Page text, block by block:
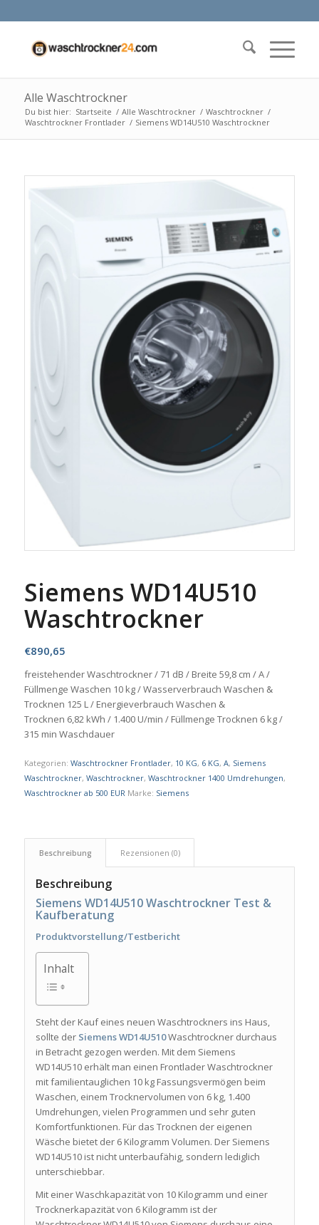
Alle Waschtrockner
Du bist hier: Startseite / Alle Waschtrockner / Waschtrockner /
Waschtrockner Frontlader / Siemens WD14U510 Waschtrockner
Siemens WD14U510
Waschtrockner
€890,65
freistehender Waschtrockner / 71 dB / Breite 59,8 cm / A /
Füllmenge Waschen 10 kg / Wasserverbrauch Waschen &
Trocknen 125 L / Energieverbrauch Waschen &
Trocknen 6,82 kWh / 1.400 U/min / Füllmenge Trocknen 6 kg /
315 min Waschdauer
Kategorien: Waschtrockner Frontlader, 10 KG, 6 KG, A, Siemens
Waschtrockner, Waschtrockner, Waschtrockner 1400 Umdrehungen,
Waschtrockner ab 500 EUR Marke: Siemens
Beschreibung Rezensionen (0)
Beschreibung
Siemens WD14U510 Waschtrockner Test &
Kaufberatung
Produktvorstellung/Testbericht
Inhalt
Steht der Kauf eines neuen Waschtrockners ins Haus,
sollte der Siemens WD14U510Waschtrockner durchaus
in Betracht gezogen werden. Mit dem Siemens
WD14U510 erhält man einen Frontlader Waschtrockner
mit familientauglichen 10 kg Fassungsvermögen beim
Waschen, einem Trocknervolumen von 6 kg, 1.400
Umdrehungen, vielen Programmen und sehr guten
Komfortfunktionen. Für das Trocknen der eigenen
Wäsche bietet der 6 Kilogramm Volumen. Der Siemens
WD14U510 ist nicht unterbaufähig, sondern lediglich
unterschiebbar.
Mit einer Waschkapazität von 10 Kilogramm und einer
Trocknerkapazität von 6 Kilogramm ist der